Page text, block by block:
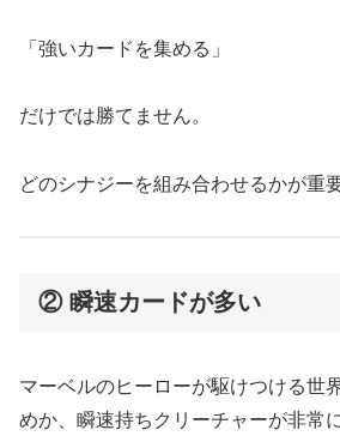
「強いカードを集める」
だけでは勝てません。
どのシナジーを組み合わせるかが重
② 瞬速カードが多い
マーベルのヒーローが駆けつける世
めか、瞬速持ちクリーチャーが非常